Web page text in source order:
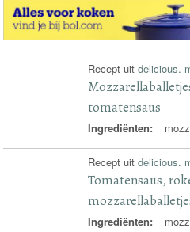
Recept uitdelicious.
tomatensaus
Ingrediënten:
Recept uitdelicious.
Tomatensaus,
Ingrediënten: